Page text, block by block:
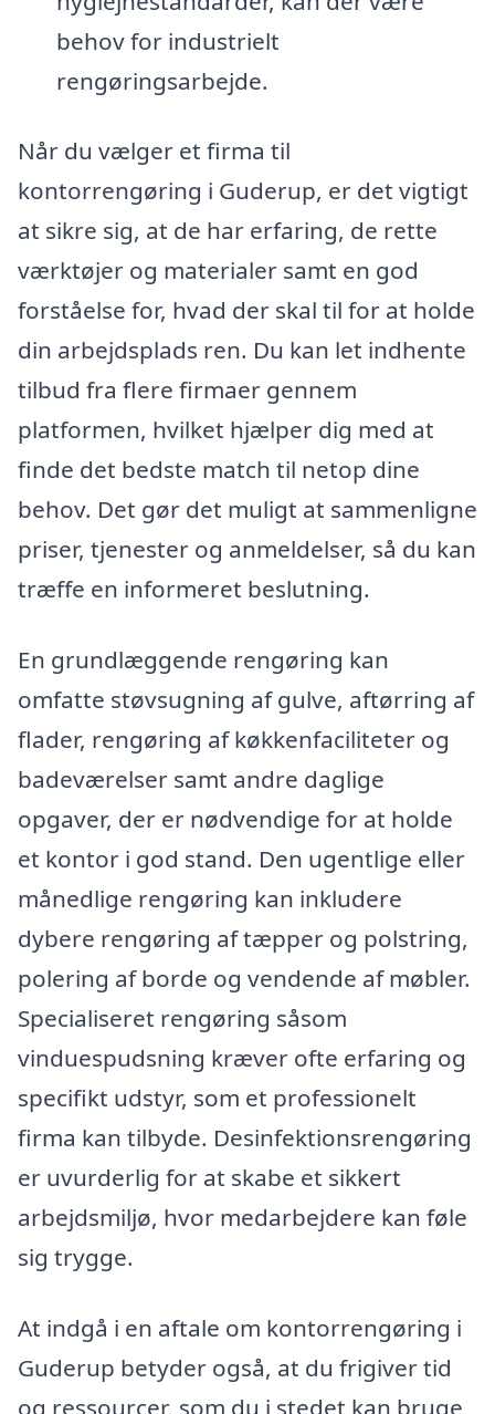
behov for industrielt
rengøringsarbejde.
Når du vælger et firma til
kontorrengøring i Guderup, er det vigtigt
at sikre sig, at de har erfaring, de rette
værktøjer og materialer samt en god
forståelse for, hvad der skal til for at holde
din arbejdsplads ren. Du kan let indhente
tilbud fra flere firmaer gennem
platformen, hvilket hjælper dig med at
finde det bedste match til netop dine
behov. Det gør det muligt at sammenligne
priser, tjenester og anmeldelser, så du kan
træffe en informeret beslutning.
En grundlæggende rengøring kan
omfatte støvsugning af gulve, aftørring af
flader, rengøring af køkkenfaciliteter og
badeværelser samt andre daglige
opgaver, der er nødvendige for at holde
et kontor i god stand. Den ugentlige eller
månedlige rengøring kan inkludere
dybere rengøring af tæpper og polstring,
polering af borde og vendende af møbler.
Specialiseret rengøring såsom
vinduespudsning kræver ofte erfaring og
specifikt udstyr, som et professionelt
firma kan tilbyde. Desinfektionsrengøring
er uvurderlig for at skabe et sikkert
arbejdsmiljø, hvor medarbejdere kan føle
sig trygge.
At indgå i en aftale om kontorrengøring i
Guderup betyder også, at du frigiver tid
og ressourcer, som du i stedet kan bruge